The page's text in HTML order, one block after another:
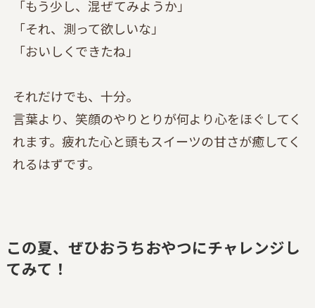
「もう少し、混ぜてみようか」
「それ、測って欲しいな」
「おいしくできたね」
それだけでも、十分。
言葉より、笑顔のやりとりが何より心をほぐしてく
れます。疲れた心と頭もスイーツの甘さが癒してく
れるはずです。
この夏、ぜひおうちおやつにチャレンジし
てみて！